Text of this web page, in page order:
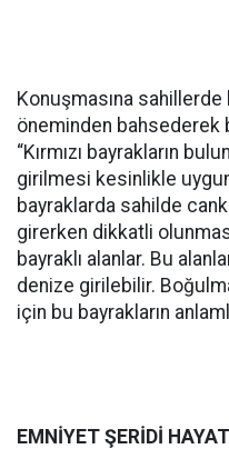
Konuşmasına sahillerde
öneminden bahsederek
“Kırmızı bayrakların
girilmesi kesinlikle uygun
bayraklarda sahilde
girerken dikkatli
bayraklı alanlar. Bu
denize girilebilir.
için bu bayrakların
EMNİYET ŞERİDİ